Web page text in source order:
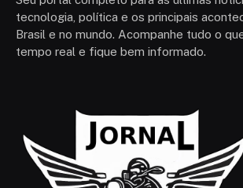
tecnologia, política e os principais
Brasil e no mundo. Acompanhe tudo o
tempo real e fique bem informado.